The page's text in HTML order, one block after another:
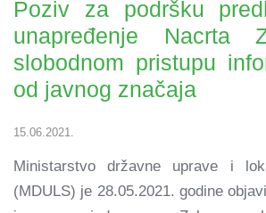
Poziv za podršku
unapređenje Nacrta
slobodnom pristupu
od javnog značaja
15.06.2021.
Ministarstvo državne uprave i
(MDULS) je 28.05.2021. godine